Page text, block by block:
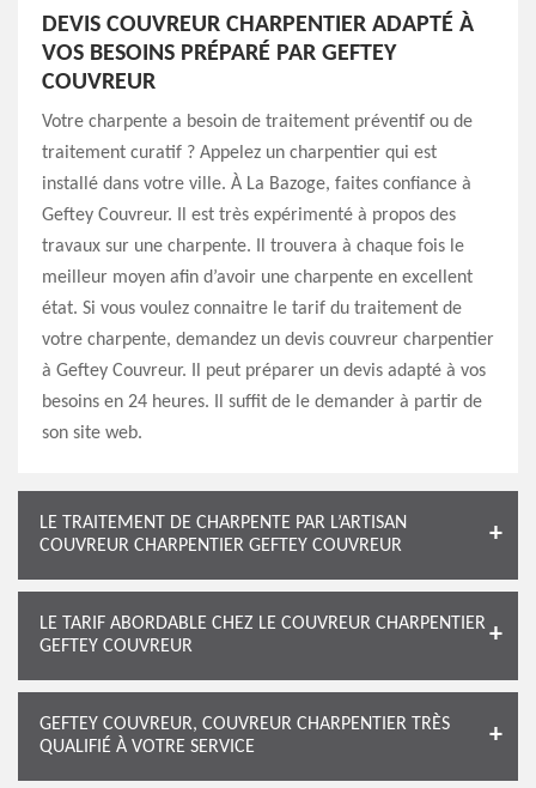
DEVIS COUVREUR CHARPENTIER ADAPTÉ À
VOS BESOINS PRÉPARÉ PAR GEFTEY
COUVREUR
Votre charpente a besoin de traitement préventif ou de
traitement curatif ? Appelez un charpentier qui est
installé dans votre ville. À La Bazoge, faites confiance à
Geftey Couvreur. Il est très expérimenté à propos des
travaux sur une charpente. Il trouvera à chaque fois le
meilleur moyen afin d’avoir une charpente en excellent
état. Si vous voulez connaitre le tarif du traitement de
votre charpente, demandez un devis couvreur charpentier
à Geftey Couvreur. Il peut préparer un devis adapté à vos
besoins en 24 heures. Il suffit de le demander à partir de
son site web.
LE TRAITEMENT DE CHARPENTE PAR L’ARTISAN
COUVREUR CHARPENTIER GEFTEY COUVREUR
LE TARIF ABORDABLE CHEZ LE COUVREUR CHARPENTIER
GEFTEY COUVREUR
GEFTEY COUVREUR, COUVREUR CHARPENTIER TRÈS
QUALIFIÉ À VOTRE SERVICE